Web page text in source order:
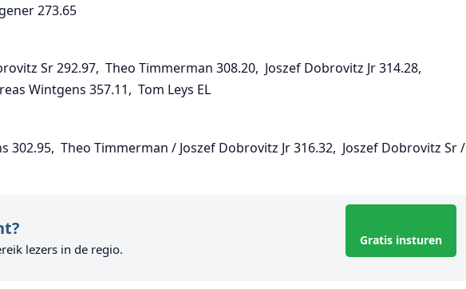
273.65
Sr 292.97, Theo Timmerman 308.20, Joszef Dobrovitz Jr 314.28,
Wintgens 357.11, Tom Leys EL
302.95, Theo Timmerman / Joszef Dobrovitz Jr 316.32, Joszef Dobrovitz Sr /
lezers in de regio.
Gratis insturen